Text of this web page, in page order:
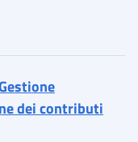
dei contributi